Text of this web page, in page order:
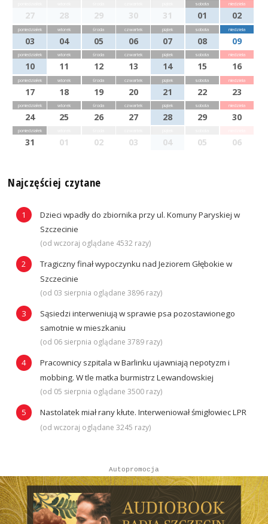
27 28 29 30 31
sobota
01
niedziela
02
poniedziałek
03
wtorek
04
środa
05
czwartek
06
piątek
07
sobota
08
niedziela
09
poniedziałek
10
wtorek
11
środa
12
czwartek
13
piątek
14
sobota
15
niedziela
16
poniedziałek
17
wtorek
18
środa
19
czwartek
20
piątek
21
sobota
22
niedziela
23
poniedziałek
24
wtorek
25
środa
26
czwartek
27
piątek
28
sobota
29
niedziela
30
poniedziałek
31 01 02 03 04 05 06
Najczęściej czytane
Dzieci wpadły do zbiornika przy ul. Komuny Paryskiej w
Szczecinie
(od wczoraj oglądane 4532 razy)
Tragiczny finał wypoczynku nad Jeziorem Głębokie w
Szczecinie
(od 03 sierpnia oglądane 3896 razy)
Sąsiedzi interweniują w sprawie psa pozostawionego
samotnie w mieszkaniu
(od 06 sierpnia oglądane 3789 razy)
Pracownicy szpitala w Barlinku ujawniają nepotyzm i
mobbing. W tle matka burmistrz Lewandowskiej
(od 05 sierpnia oglądane 3500 razy)
Nastolatek miał rany kłute. Interweniował śmigłowiec LPR
(od wczoraj oglądane 3245 razy)
Autopromocja